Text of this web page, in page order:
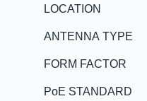
LOCATION
ANTENNA TYPE
FORM FACTOR
PoE STANDARD